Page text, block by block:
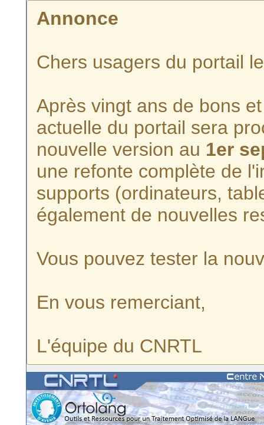
Annonce
Chers usagers du portail
Après vingt ans de bons
actuelle du portail sera
nouvelle version au 1er
une refonte complète de
supports (ordinateurs,
également de nouvelles
Vous pouvez tester la
En vous remerciant,
L'équipe du CNRTL